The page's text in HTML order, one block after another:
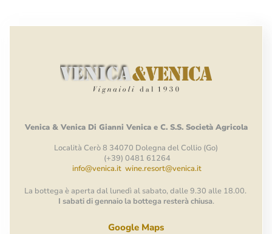
Venica & Venica Di Gianni Venica e C. S.S. Società Agricola
Località Cerò 8 34070 Dolegna del Collio (Go)
(+39) 0481 61264
info@venica.it wine.resort@venica.it
La bottega è aperta dal lunedì al sabato, dalle 9.30 alle 18.00.
I sabati di gennaio la bottega resterà chiusa.
Google Maps